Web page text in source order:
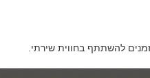
להשתתף בחווית שירתי.